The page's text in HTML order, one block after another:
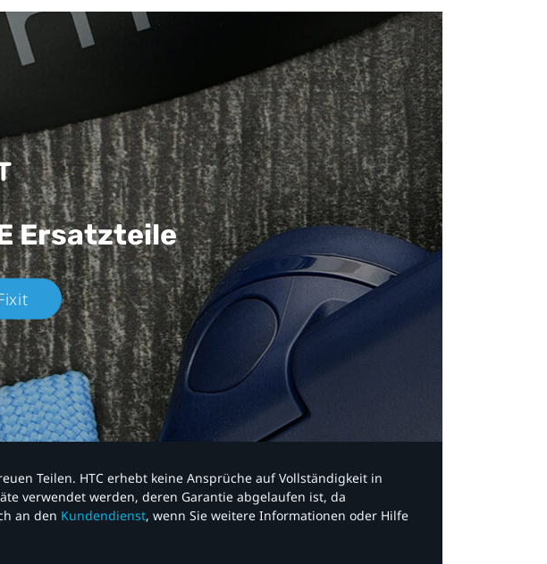
Ersatzteile
Teilen. HTC erhebt keine Ansprüche auf Vollständigkeit in
verwendet werden, deren Garantie abgelaufen ist, da
an den Kundendienst, wenn Sie weitere Informationen oder Hilfe